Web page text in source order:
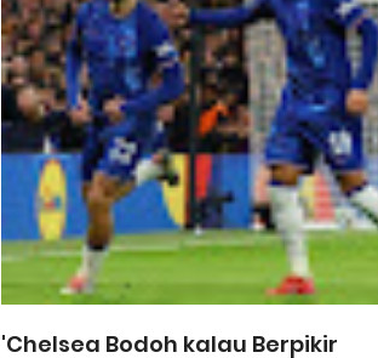
'Chelsea Bodoh kalau Berpikir